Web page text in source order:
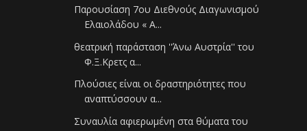
Παρουσίαση 7ου Διεθνούς Διαγωνισμού
Ελαιολάδου « Α...
θεατρική παράσταση ''Άνω Αυστρία'' του
Φ.Ξ.Κρετς α...
Πλούσιες είναι οι δραστηριότητες που
αναπτύσσουν α...
Συναυλία αφιερωμένη στα θύματα του